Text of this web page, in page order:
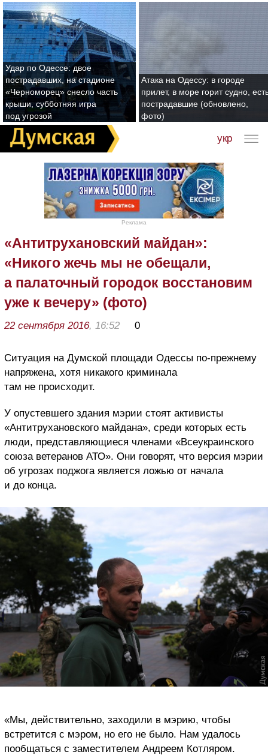
Удар по Одессе: двое
пострадавших, на стадионе
«Черноморец» снесло часть
крыши, субботняя игра
под угрозой
Атака на Одессу: в городе
прилет, в море горит судно,
пострадавшие (обновлено,
фото)
укр
Реклама
«Антитрухановский майдан»:
«Никого жечь мы не обещали,
а палаточный городок восстановим
уже к вечеру» (фото)
22 сентября 2016, 16:52 0
Ситуация на Думской площади Одессы по-прежнему
напряжена, хотя никакого криминала
там не происходит.
У опустевшего здания мэрии стоят активисты
«Антитрухановского майдана», среди которых есть
люди, представляющиеся членами «Всеукраинского
союза ветеранов АТО». Они говорят, что версия мэрии
об угрозах поджога является ложью от начала
и до конца.
«Мы, действительно, заходили в мэрию, чтобы
встретится с мэром, но его не было. Нам удалось
пообщаться с заместителем Андреем Котляром.